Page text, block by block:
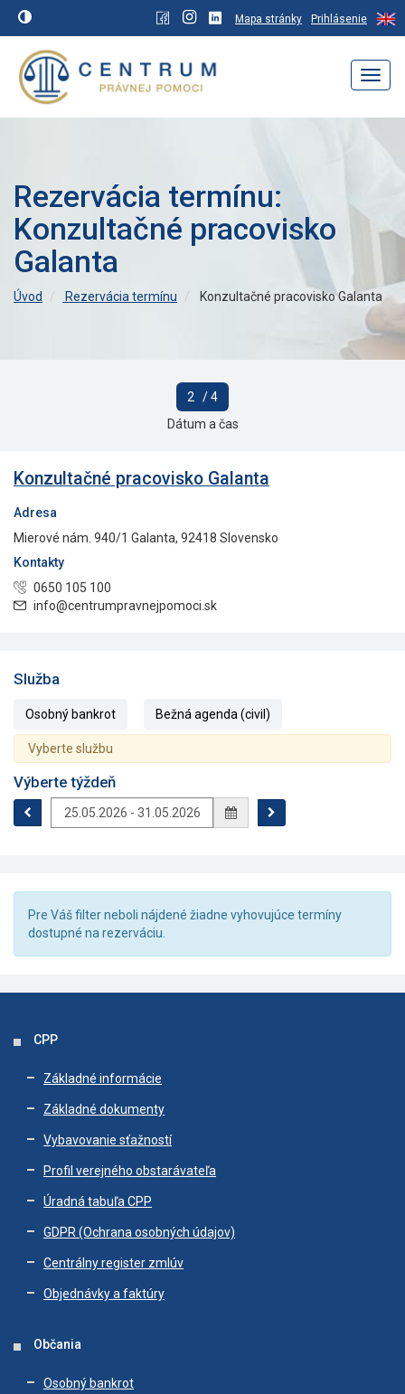
Mapa stránky Prihlásenie
Rezervácia termínu:
Konzultačné pracovisko
Galanta
Úvod Rezervácia termínu Konzultačné pracovisko Galanta
2
/ 4
Dátum a čas
Konzultačné pracovisko Galanta
Adresa
Mierové nám. 940/1 Galanta, 92418 Slovensko
Kontakty
0650 105 100
info@centrumpravnejpomoci.sk
Služba
Osobný bankrot Bežná agenda (civil)
Vyberte službu
Výberte týždeň
Pre Váš filter neboli nájdené žiadne vyhovujúce termíny
dostupné na rezerváciu.
CPP
Základné informácie
Základné dokumenty
Vybavovanie sťažností
Profil verejného obstarávateľa
Úradná tabuľa CPP
GDPR (Ochrana osobných údajov)
Centrálny register zmlúv
Objednávky a faktúry
Občania
Osobný bankrot